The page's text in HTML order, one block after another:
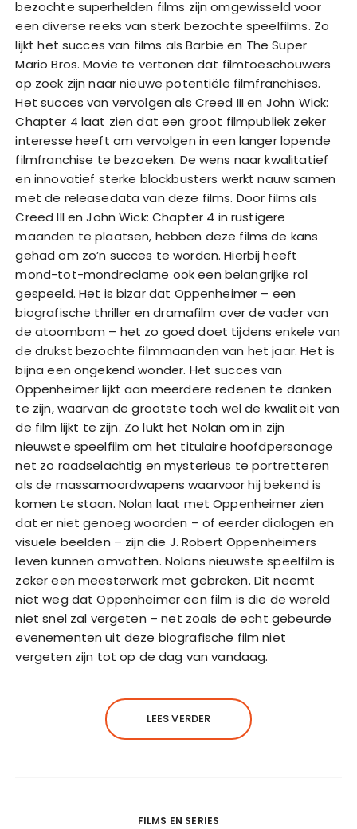
bezochte superhelden films zijn omgewisseld voor
een diverse reeks van sterk bezochte speelfilms. Zo
lijkt het succes van films als Barbie en The Super
Mario Bros. Movie te vertonen dat filmtoeschouwers
op zoek zijn naar nieuwe potentiële filmfranchises.
Het succes van vervolgen als Creed III en John Wick:
Chapter 4 laat zien dat een groot filmpubliek zeker
interesse heeft om vervolgen in een langer lopende
filmfranchise te bezoeken. De wens naar kwalitatief
en innovatief sterke blockbusters werkt nauw samen
met de releasedata van deze films. Door films als
Creed III en John Wick: Chapter 4 in rustigere
maanden te plaatsen, hebben deze films de kans
gehad om zo’n succes te worden. Hierbij heeft
mond-tot-mondreclame ook een belangrijke rol
gespeeld. Het is bizar dat Oppenheimer – een
biografische thriller en dramafilm over de vader van
de atoombom – het zo goed doet tijdens enkele van
de drukst bezochte filmmaanden van het jaar. Het is
bijna een ongekend wonder. Het succes van
Oppenheimer lijkt aan meerdere redenen te danken
te zijn, waarvan de grootste toch wel de kwaliteit van
de film lijkt te zijn. Zo lukt het Nolan om in zijn
nieuwste speelfilm om het titulaire hoofdpersonage
net zo raadselachtig en mysterieus te portretteren
als de massamoordwapens waarvoor hij bekend is
komen te staan. Nolan laat met Oppenheimer zien
dat er niet genoeg woorden – of eerder dialogen en
visuele beelden – zijn die J. Robert Oppenheimers
leven kunnen omvatten. Nolans nieuwste speelfilm is
zeker een meesterwerk met gebreken. Dit neemt
niet weg dat Oppenheimer een film is die de wereld
niet snel zal vergeten – net zoals de echt gebeurde
evenementen uit deze biografische film niet
vergeten zijn tot op de dag van vandaag.
LEES VERDER
FILMS EN SERIES